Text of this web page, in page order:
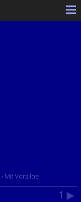
› Mit Vorsilbe
1 ▶